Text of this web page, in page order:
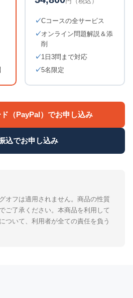
Cコースの全サービス
オンライン問題解説＆添
削
1日3問まで対応
5名限定
（PayPal）でお申し込み
込でお申し込み
オフは適用されません。商品の性質
ご了承ください。本商品を利用して
ついて、利用者が全ての責任を負う